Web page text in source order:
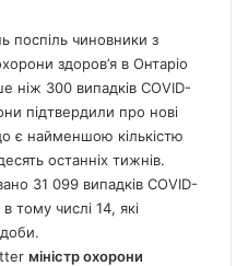
поспіль чиновники з
здоров’я в Онтаріо
ніж 300 випадків COVID-
підтвердили про нові
є найменшою кількістю
останніх тижнів.
31 099 випадків COVID-
тому числі 14, які
міністр охорони